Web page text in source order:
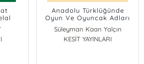
Anadolu Türklüğünde
Oyun Ve Oyuncak Adları
Süleyman Kaan Yalçın
Zuhal Doğan
KESİT YAYINLARI